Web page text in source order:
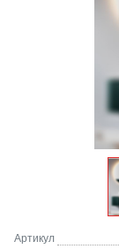
Артикул